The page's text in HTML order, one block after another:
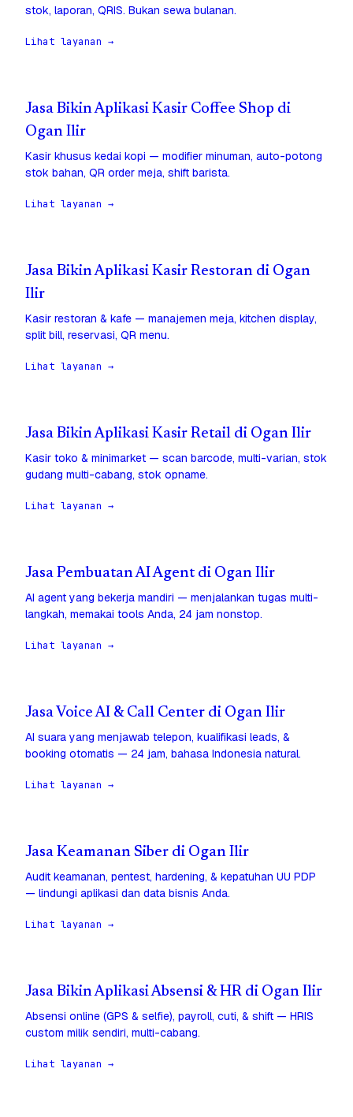
stok, laporan, QRIS. Bukan sewa bulanan.
Lihat layanan →
Jasa Bikin Aplikasi Kasir Coffee Shop di
Ogan Ilir
Kasir khusus kedai kopi — modifier minuman, auto-potong
stok bahan, QR order meja, shift barista.
Lihat layanan →
Jasa Bikin Aplikasi Kasir Restoran di Ogan
Ilir
Kasir restoran & kafe — manajemen meja, kitchen display,
split bill, reservasi, QR menu.
Lihat layanan →
Jasa Bikin Aplikasi Kasir Retail di Ogan Ilir
Kasir toko & minimarket — scan barcode, multi-varian, stok
gudang multi-cabang, stok opname.
Lihat layanan →
Jasa Pembuatan AI Agent di Ogan Ilir
AI agent yang bekerja mandiri — menjalankan tugas multi-
langkah, memakai tools Anda, 24 jam nonstop.
Lihat layanan →
Jasa Voice AI & Call Center di Ogan Ilir
AI suara yang menjawab telepon, kualifikasi leads, &
booking otomatis — 24 jam, bahasa Indonesia natural.
Lihat layanan →
Jasa Keamanan Siber di Ogan Ilir
Audit keamanan, pentest, hardening, & kepatuhan UU PDP
— lindungi aplikasi dan data bisnis Anda.
Lihat layanan →
Jasa Bikin Aplikasi Absensi & HR di Ogan Ilir
Absensi online (GPS & selfie), payroll, cuti, & shift — HRIS
custom milik sendiri, multi-cabang.
Lihat layanan →